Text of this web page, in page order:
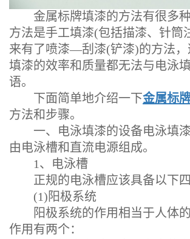
金属标牌填漆的方法有很多种
方法是手工填漆(包括描漆、针筒
来有了喷漆—刮漆(铲漆)的方法，
填漆的效率和质量都无法与电泳
语。
下面简单地介绍一下金属标
方法和步骤。
一、电泳填漆的设备电泳填
由电泳槽和直流电源组成。
1、电泳槽
正规的电泳槽应该具备以下四
(1)阳极系统
阳极系统的作用相当于人体的
作用有两个：